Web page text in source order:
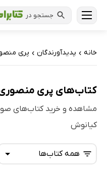
جستجو در
خانه › پدیدآورندگان › پری
کتاب‌های پری
مشاهده و خرید کتاب‌های
کیانوش
همه کتاب‌ها